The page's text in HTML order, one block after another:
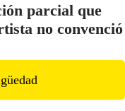
parcial que
no convenció